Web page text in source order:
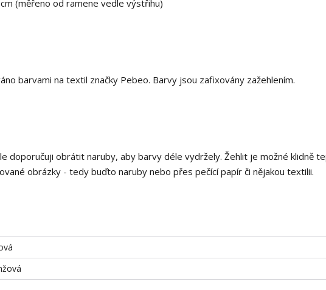
(měřeno od ramene vedle výstřihu)
barvami na textil značky Pebeo. Barvy jsou zafixovány zažehlením.
doporučuji obrátit naruby, aby barvy déle vydržely. Žehlit je možné klidně
obrázky - tedy buďto naruby nebo přes pečící papír či nějakou textilii.